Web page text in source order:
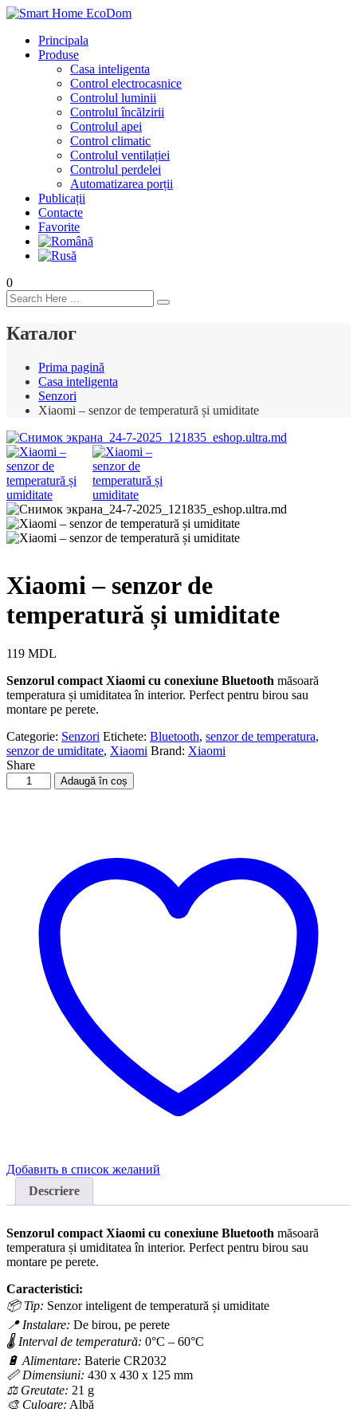
Principala
Produse
Casa inteligenta
Control electrocasnice
Controlul luminii
Controlul încălzirii
Controlul apei
Control climatic
Controlul ventilației
Сontrolul perdelei
Automatizarea porții
Publicații
Contacte
Favorite
0
Каталог
Prima pagină
Casa inteligenta
Senzori
Xiaomi – senzor de temperatură și umiditate
Xiaomi – senzor de
temperatură și umiditate
119 MDL
Senzorul compact Xiaomi cu conexiune Bluetooth măsoară
temperatura și umiditatea în interior. Perfect pentru birou sau
montare pe perete.
Categorie: Senzori Etichete: Bluetooth, senzor de temperatura,
senzor de umiditate, Xiaomi Brand: Xiaomi
Share
Cantitate
Xiaomi
Adaugă în coș
Добавить в список желаний
Descriere
Senzorul compact Xiaomi cu conexiune Bluetooth măsoară
temperatura și umiditatea în interior. Perfect pentru birou sau
montare pe perete.
Caracteristici:
📦 Tip: Senzor inteligent de temperatură și umiditate
📍 Instalare: De birou, pe perete
🌡️ Interval de temperatură: 0°C – 60°C
🔋 Alimentare: Baterie CR2032
📏 Dimensiuni: 430 x 430 x 125 mm
⚖️ Greutate: 21 g
🎨 Culoare: Albă